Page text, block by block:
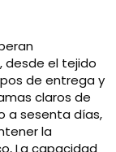
desde el tejido
de entrega y
claros de
a sesenta días,
la
La capacidad